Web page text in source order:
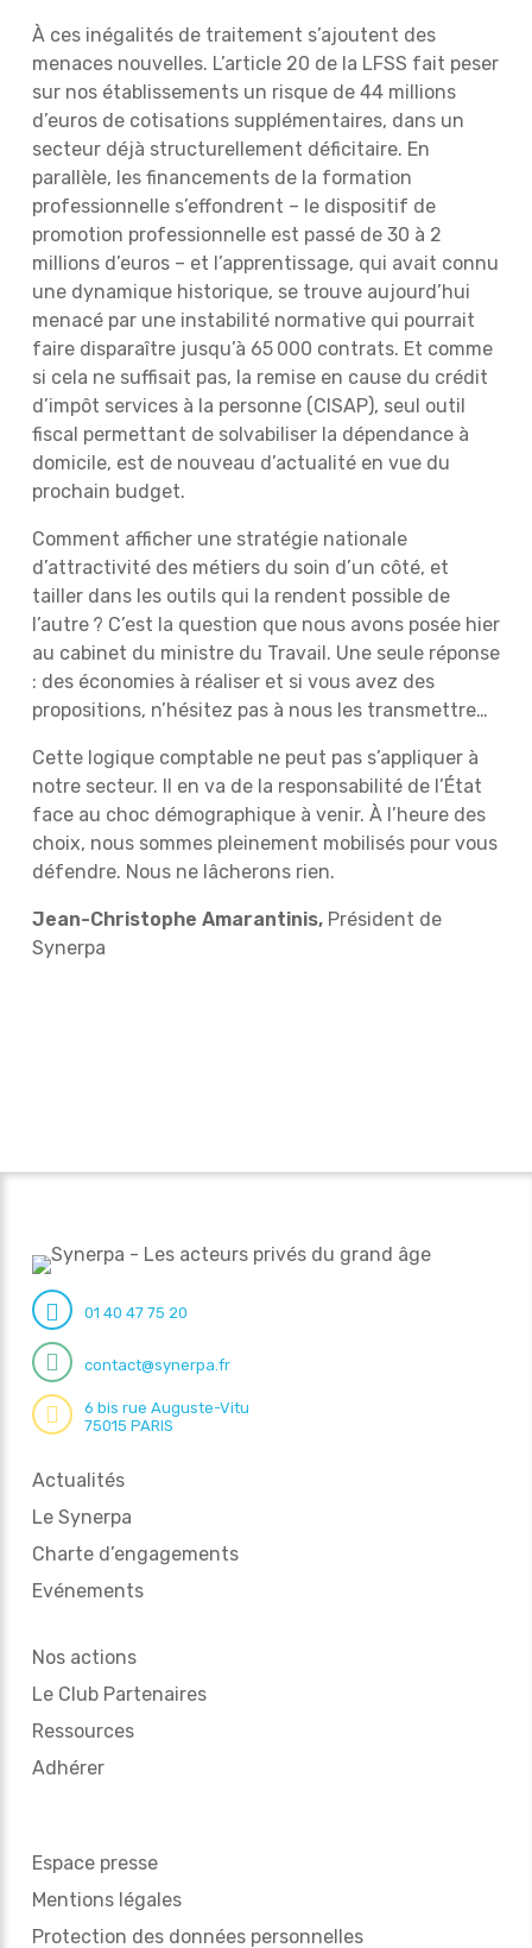
À ces inégalités de traitement s’ajoutent des
menaces nouvelles. L’article 20 de la LFSS fait peser
sur nos établissements un risque de 44 millions
d’euros de cotisations supplémentaires, dans un
secteur déjà structurellement déficitaire. En
parallèle, les financements de la formation
professionnelle s’effondrent – le dispositif de
promotion professionnelle est passé de 30 à 2
millions d’euros – et l’apprentissage, qui avait connu
une dynamique historique, se trouve aujourd’hui
menacé par une instabilité normative qui pourrait
faire disparaître jusqu’à 65 000 contrats. Et comme
si cela ne suffisait pas, la remise en cause du crédit
d’impôt services à la personne (CISAP), seul outil
fiscal permettant de solvabiliser la dépendance à
domicile, est de nouveau d’actualité en vue du
prochain budget.
Comment afficher une stratégie nationale
d’attractivité des métiers du soin d’un côté, et
tailler dans les outils qui la rendent possible de
l’autre ? C’est la question que nous avons posée hier
au cabinet du ministre du Travail. Une seule réponse
: des économies à réaliser et si vous avez des
propositions, n’hésitez pas à nous les transmettre…
Cette logique comptable ne peut pas s’appliquer à
notre secteur. Il en va de la responsabilité de l’État
face au choc démographique à venir. À l’heure des
choix, nous sommes pleinement mobilisés pour vous
défendre. Nous ne lâcherons rien.
Jean-Christophe Amarantinis,Président de
Synerpa
01 40 47 75 20
contact@synerpa.fr
6 bis rue Auguste-Vitu
75015 PARIS
Actualités
Le Synerpa
Charte d’engagements
Evénements
Nos actions
Le Club Partenaires
Ressources
Adhérer
Espace presse
Mentions légales
Protection des données personnelles